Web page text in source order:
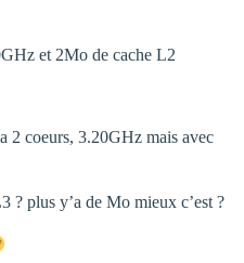
et 2Mo de cache L2
2 coeurs, 3.20GHz mais avec
? plus y’a de Mo mieux c’est ?